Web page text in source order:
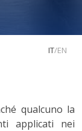
IT/EN
qualcuno la
applicati nei